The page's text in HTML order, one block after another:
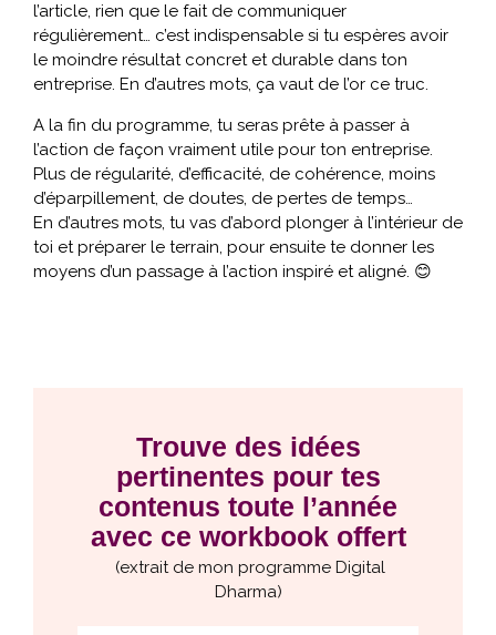
l’article, rien que le fait de communiquer
régulièrement… c’est indispensable si tu espères avoir
le moindre résultat concret et durable dans ton
entreprise. En d’autres mots, ça vaut de l’or ce truc.
A la fin du programme, tu seras prête à passer à
l’action de façon vraiment utile pour ton entreprise.
Plus de régularité, d’efficacité, de cohérence, moins
d’éparpillement, de doutes, de pertes de temps…
En d’autres mots, tu vas d’abord plonger à l’intérieur de
toi et préparer le terrain, pour ensuite te donner les
moyens d’un passage à l’action inspiré et aligné. 😊
Trouve des idées
pertinentes pour tes
contenus toute l’année
avec ce workbook offert
(extrait de mon programme Digital
Dharma)